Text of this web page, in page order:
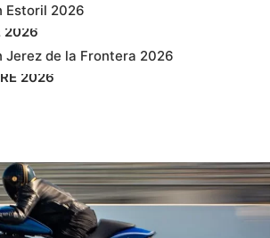
Estoril 2026
2026
Jerez de la Frontera 2026
2026